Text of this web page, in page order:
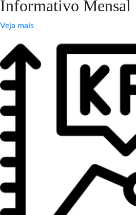
Informativo Mensal
Veja mais